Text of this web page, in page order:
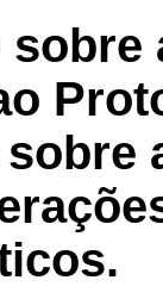
sobre